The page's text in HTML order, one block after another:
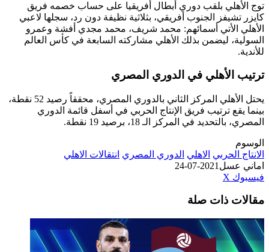
توج الأهلي بلقب دوري أبطال أفريقيا على حساب خصمه فريق
كايزر تشيفز الجنوب أفريقي، بثلاثية نظيفة دون رد، سجلها لاعبي
الأهلي الأتي أسمائهم: محمد شريف، محمد مجدي أفشة وعمرو
السولية، ليضمن بذلك الأهلي مشاركته السابعة في كأس العالم
للأندية.
ترتيب الأهلي في الدوري المصري
يحتل الأهلي المركز الثاني بالدوري المصري، محققاً رصيد 52 نقطة،
بينما يقع ترتيب فريق الإنتاج الحربي في أسفل قائمة الدوري
المصري، بالتحديد في المركز الـ 18، برصيد 19 نقطة.
الوسوم
الانتاج الحربي الاهلي الدوري المصري انتقالات الاهلي
اماني عسل 2021-07-24
فيسبوك ‫X
البريد
مقالات ذات صلة